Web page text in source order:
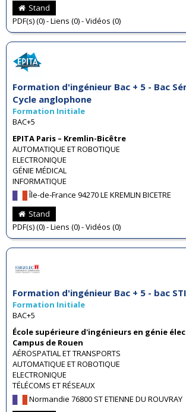
Stand
PDF(s) (0) - Liens (0) - Vidéos (0)
Formation d'ingénieur Bac + 5 - Bac
Cycle anglophone
Formation Initiale
BAC+5
EPITA Paris – Kremlin-Bicêtre
AUTOMATIQUE ET ROBOTIQUE
ELECTRONIQUE
GÉNIE MÉDICAL
INFORMATIQUE
Île-de-France 94270 LE KREMLIN BICETRE
Stand
PDF(s) (0) - Liens (0) - Vidéos (0)
Formation d'ingénieur Bac + 5 - bac
Formation Initiale
BAC+5
École supérieure d'ingénieurs en génie
Campus de Rouen
AÉROSPATIAL ET TRANSPORTS
AUTOMATIQUE ET ROBOTIQUE
ELECTRONIQUE
TÉLÉCOMS ET RÉSEAUX
Normandie 76800 ST ETIENNE DU ROUVRAY